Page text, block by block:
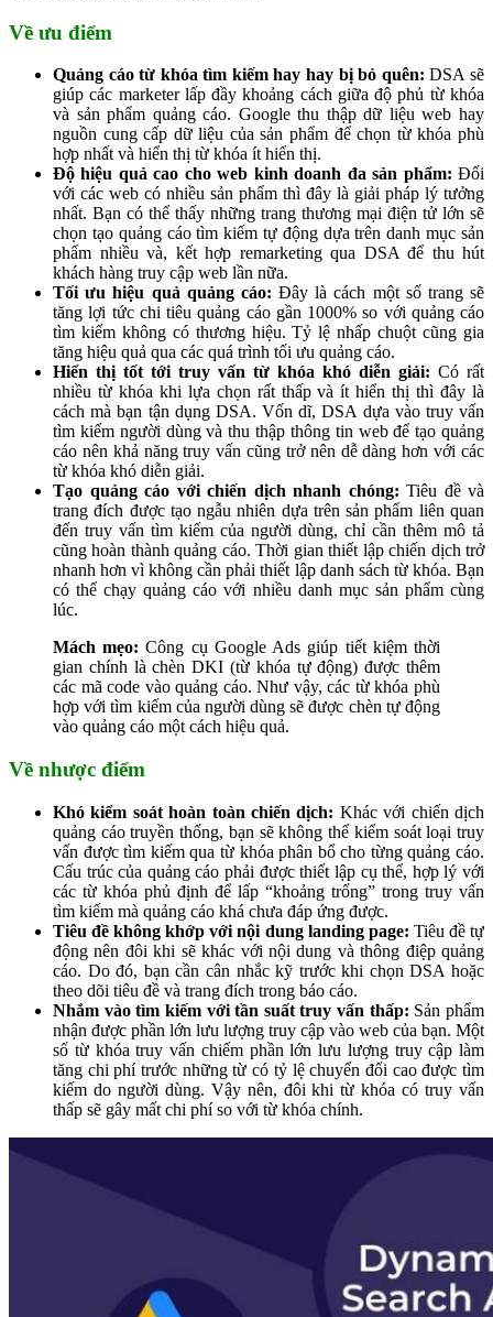
Về ưu điểm
Quảng cáo từ khóa tìm kiếm hay hay bị bỏ quên: DSA sẽ
giúp các marketer lấp đầy khoảng cách giữa độ phủ từ khóa
và sản phẩm quảng cáo. Google thu thập dữ liệu web hay
nguồn cung cấp dữ liệu của sản phẩm để chọn từ khóa phù
hợp nhất và hiển thị từ khóa ít hiển thị.
Độ hiệu quả cao cho web kinh doanh đa sản phẩm: Đối
với các web có nhiều sản phẩm thì đây là giải pháp lý tưởng
nhất. Bạn có thể thấy những trang thương mại điện tử lớn sẽ
chọn tạo quảng cáo tìm kiếm tự động dựa trên danh mục sản
phẩm nhiều và, kết hợp remarketing qua DSA để thu hút
khách hàng truy cập web lần nữa.
Tối ưu hiệu quả quảng cáo: Đây là cách một số trang sẽ
tăng lợi tức chi tiêu quảng cáo gần 1000% so với quảng cáo
tìm kiếm không có thương hiệu. Tỷ lệ nhấp chuột cũng gia
tăng hiệu quả qua các quá trình tối ưu quảng cáo.
Hiển thị tốt tới truy vấn từ khóa khó diễn giải: Có rất
nhiều từ khóa khi lựa chọn rất thấp và ít hiển thị thì đây là
cách mà bạn tận dụng DSA. Vốn dĩ, DSA dựa vào truy vấn
tìm kiếm người dùng và thu thập thông tin web để tạo quảng
cáo nên khả năng truy vấn cũng trở nên dễ dàng hơn với các
từ khóa khó diễn giải.
Tạo quảng cáo với chiến dịch nhanh chóng: Tiêu đề và
trang đích được tạo ngẫu nhiên dựa trên sản phẩm liên quan
đến truy vấn tìm kiếm của người dùng, chỉ cần thêm mô tả
cũng hoàn thành quảng cáo. Thời gian thiết lập chiến dịch trở
nhanh hơn vì không cần phải thiết lập danh sách từ khóa. Bạn
có thể chạy quảng cáo với nhiều danh mục sản phẩm cùng
lúc.
Mách mẹo: Công cụ Google Ads giúp tiết kiệm thời
gian chính là chèn DKI (từ khóa tự động) được thêm
các mã code vào quảng cáo. Như vậy, các từ khóa phù
hợp với tìm kiếm của người dùng sẽ được chèn tự động
vào quảng cáo một cách hiệu quả.
Về nhược điểm
Khó kiểm soát hoàn toàn chiến dịch: Khác với chiến dịch
quảng cáo truyền thống, bạn sẽ không thể kiểm soát loại truy
vấn được tìm kiếm qua từ khóa phân bổ cho từng quảng cáo.
Cấu trúc của quảng cáo phải được thiết lập cụ thể, hợp lý với
các từ khóa phủ định để lấp “khoảng trống” trong truy vấn
tìm kiếm mà quảng cáo khá chưa đáp ứng được.
Tiêu đề không khớp với nội dung landing page: Tiêu đề tự
động nên đôi khi sẽ khác với nội dung và thông điệp quảng
cáo. Do đó, bạn cần cân nhắc kỹ trước khi chọn DSA hoặc
theo dõi tiêu đề và trang đích trong báo cáo.
Nhắm vào tìm kiếm với tần suất truy vấn thấp: Sản phẩm
nhận được phần lớn lưu lượng truy cập vào web của bạn. Một
số từ khóa truy vấn chiếm phần lớn lưu lượng truy cập làm
tăng chi phí trước những từ có tỷ lệ chuyển đổi cao được tìm
kiếm do người dùng. Vậy nên, đôi khi từ khóa có truy vấn
thấp sẽ gây mất chi phí so với từ khóa chính.